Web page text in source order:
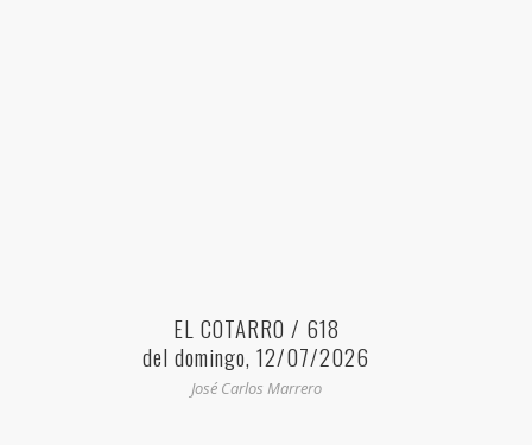
EL COTARRO / 618
del domingo, 12/07/2026
José Carlos Marrero